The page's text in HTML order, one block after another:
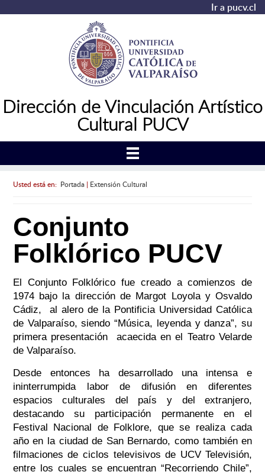
Ir a pucv.cl
Dirección de Vinculación Artístico
Cultural PUCV
Usted está en: Portada| Extensión Cultural
Conjunto
Folklórico PUCV
El Conjunto Folklórico fue creado a comienzos de
1974 bajo la dirección de Margot Loyola y Osvaldo
Cádiz, al alero de la Pontificia Universidad Católica
de Valparaíso, siendo “Música, leyenda y danza”, su
primera presentación acaecida en el Teatro Velarde
de Valparaíso.
Desde entonces ha desarrollado una intensa e
ininterrumpida labor de difusión en diferentes
espacios culturales del país y del extranjero,
destacando su participación permanente en el
Festival Nacional de Folklore, que se realiza cada
año en la ciudad de San Bernardo, como también en
filmaciones de ciclos televisivos de UCV Televisión,
entre los cuales se encuentran “Recorriendo Chile”,